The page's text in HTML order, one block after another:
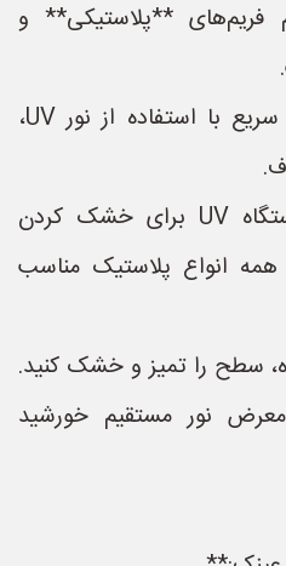
فریم‌های **پلاستیکی** و
* **مزایا:** خشک شدن سریع با استفاده از نور UV،
* **معایب:** نیاز به دستگاه UV برای خشک کردن
انواع پلاستیک مناسب
سطح را تمیز و خشک کنید.
نور مستقیم خورشید